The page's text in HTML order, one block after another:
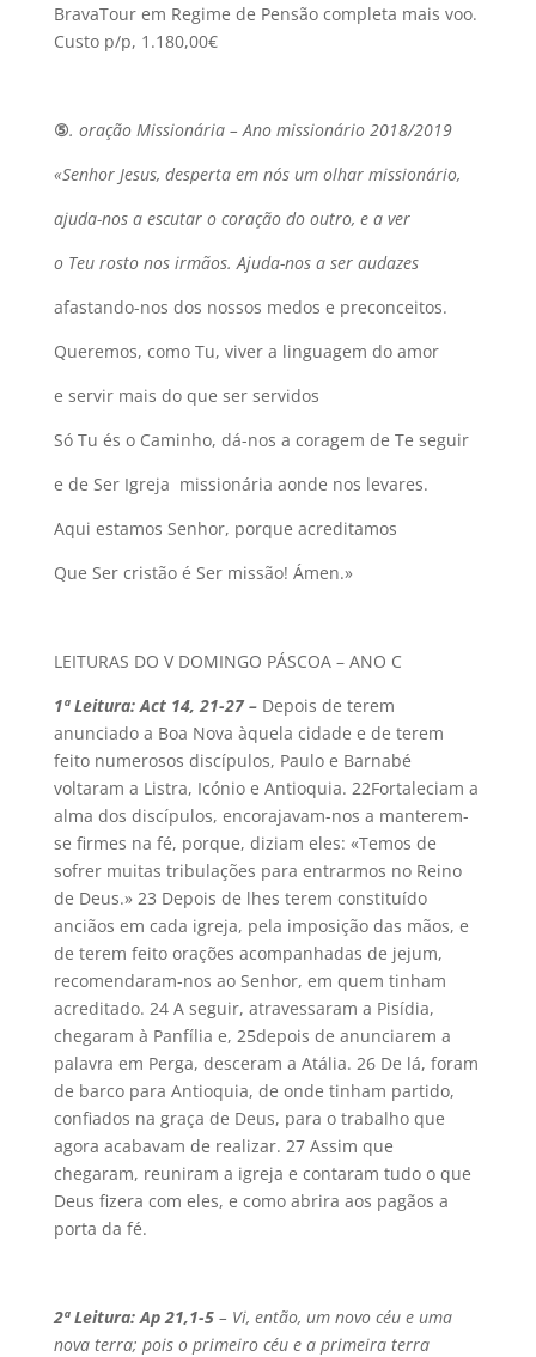
BravaTour em Regime de Pensão completa mais voo.
Custo p/p, 1.180,00€
⑤. oração Missionária – Ano missionário 2018/2019
«Senhor Jesus, desperta em nós um olhar missionário,
ajuda-nos a escutar o coração do outro, e a ver
o Teu rosto nos irmãos. Ajuda-nos a ser audazes
afastando-nos dos nossos medos e preconceitos.
Queremos, como Tu, viver a linguagem do amor
e servir mais do que ser servidos
Só Tu és o Caminho, dá-nos a coragem de Te seguir
e de Ser Igreja missionária aonde nos levares.
Aqui estamos Senhor, porque acreditamos
Que Ser cristão é Ser missão! Ámen.»
LEITURAS DO V DOMINGO PÁSCOA – ANO C
1ª Leitura: Act 14, 21-27 – Depois de terem
anunciado a Boa Nova àquela cidade e de terem
feito numerosos discípulos, Paulo e Barnabé
voltaram a Listra, Icónio e Antioquia. 22Fortaleciam a
alma dos discípulos, encorajavam-nos a manterem-
se firmes na fé, porque, diziam eles: «Temos de
sofrer muitas tribulações para entrarmos no Reino
de Deus.» 23 Depois de lhes terem constituído
anciãos em cada igreja, pela imposição das mãos, e
de terem feito orações acompanhadas de jejum,
recomendaram-nos ao Senhor, em quem tinham
acreditado. 24 A seguir, atravessaram a Pisídia,
chegaram à Panfília e, 25depois de anunciarem a
palavra em Perga, desceram a Atália. 26 De lá, foram
de barco para Antioquia, de onde tinham partido,
confiados na graça de Deus, para o trabalho que
agora acabavam de realizar. 27 Assim que
chegaram, reuniram a igreja e contaram tudo o que
Deus fizera com eles, e como abrira aos pagãos a
porta da fé.
2ª Leitura: Ap 21,1-5– Vi, então, um novo céu e uma
nova terra; pois o primeiro céu e a primeira terra